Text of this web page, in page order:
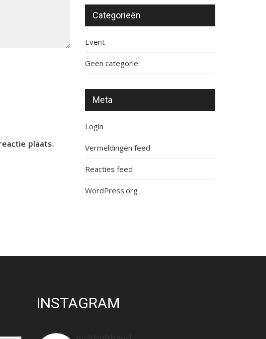
plaats.
Categorieën
Event
Geen categorie
Meta
Login
Vermeldingen feed
Reacties feed
WordPress.org
INSTAGRAM